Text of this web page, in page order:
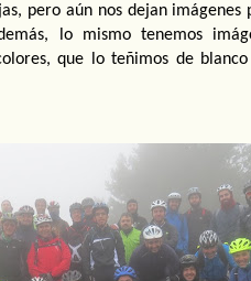
pero aún nos dejan imágenes
lo mismo tenemos
que lo teñimos de